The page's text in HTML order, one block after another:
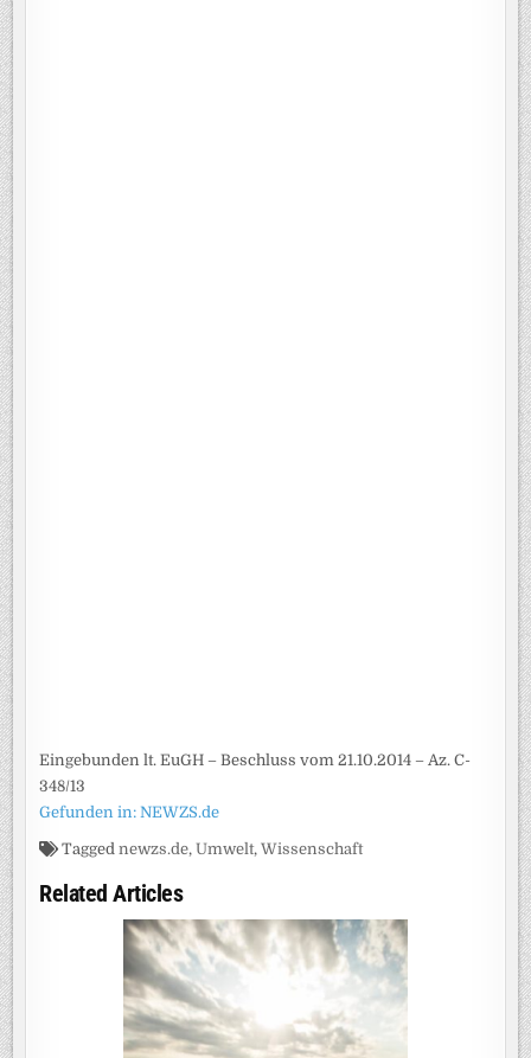
Eingebunden lt. EuGH – Beschluss vom 21.10.2014 – Az. C-
348/13
Gefunden in: NEWZS.de
Taggednewzs.de,Umwelt,Wissenschaft
Related Articles